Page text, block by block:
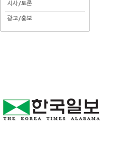
시사/토론
광고/홍보